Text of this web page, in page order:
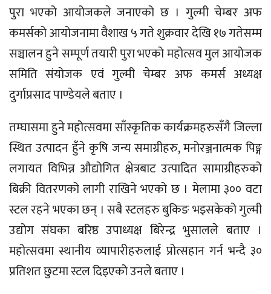
पुरा भएको आयोजकले जनाएको छ । गुल्मी चेम्बर अफ
कमर्सको आयोजनामा वैशाख ५ गते शुक्रवार देखि १७ गतेसम्म
सञ्चालन हुने सम्पूर्ण तयारी पुरा भएको महोत्सव मुल आयोजक
समिति संयोजक एवं गुल्मी चेम्बर अफ कमर्स अध्यक्ष
दुर्गाप्रसाद पाण्डेयले बताए ।
तम्घासमा हुने महोत्सवमा साँस्कृतिक कार्यक्रमहरुसँगै जिल्ला
स्थित उत्पादन हुँने कृषि जन्य समाग्रीहरु, मनोरञ्जनात्मक पिङ्ग
लगायत विभिन्न औद्योगित क्षेत्रबाट उत्पादित सामाग्रीहरुको
बिक्री वितरणको लागी राखिने भएको छ । मेलामा ३०० वटा
स्टल रहने भएका छन् । सबै स्टलहरु बुकिङ भइसकेको गुल्मी
उद्योग संघका बरिष्ठ उपाध्यक्ष बिरेन्द्र भुसालले बताए ।
महोत्सवमा स्थानीय व्यापारीहरुलाई प्रोत्सहान गर्न भन्दै ३०
प्रतिशत छुटमा स्टल दिइएको उनले बताए ।